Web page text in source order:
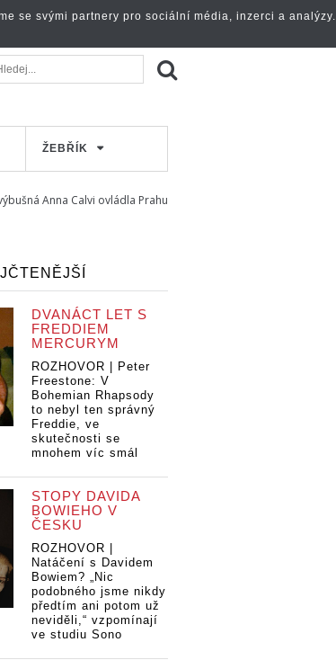
ŽEBŘÍK
Anna Calvi ovládla Prahu
DVANÁCT LET S
FREDDIEM
MERCURYM
ROZHOVOR | Peter
Freestone: V
Bohemian Rhapsody
to nebyl ten správný
Freddie, ve
skutečnosti se
mnohem víc smál
STOPY DAVIDA
BOWIEHO V
ČESKU
ROZHOVOR |
Natáčení s Davidem
Bowiem? „Nic
podobného jsme nikdy
předtím ani potom už
neviděli,“ vzpomínají
ve studiu Sono
se svými partnery pro sociální média, inzerci a analýzy.